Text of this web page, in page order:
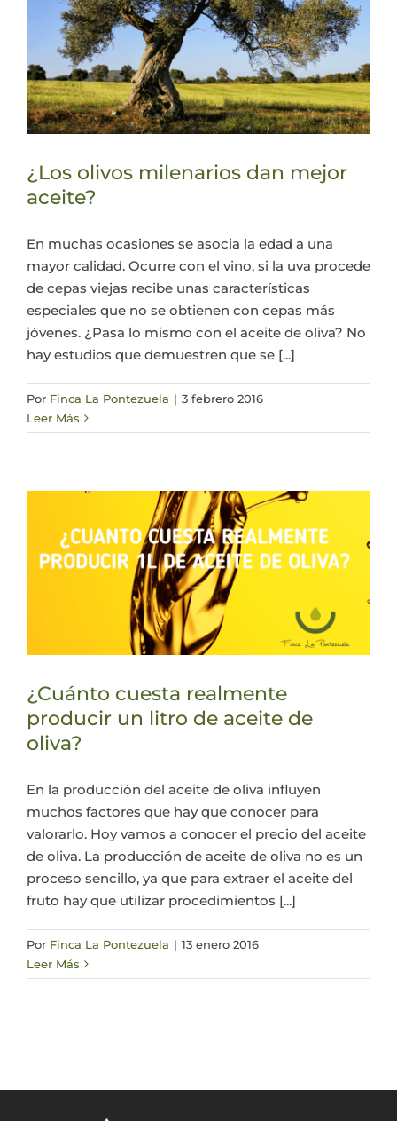
¿Los olivos milenarios dan mejor
aceite?
En muchas ocasiones se asocia la edad a una
mayor calidad. Ocurre con el vino, si la uva procede
de cepas viejas recibe unas características
especiales que no se obtienen con cepas más
jóvenes. ¿Pasa lo mismo con el aceite de oliva? No
hay estudios que demuestren que se [...]
Por Finca La Pontezuela | 3 febrero 2016
Leer Más
¿Cuánto cuesta realmente
producir un litro de aceite de
oliva?
En la producción del aceite de oliva influyen
muchos factores que hay que conocer para
valorarlo. Hoy vamos a conocer el precio del aceite
de oliva. La producción de aceite de oliva no es un
proceso sencillo, ya que para extraer el aceite del
fruto hay que utilizar procedimientos [...]
Por Finca La Pontezuela | 13 enero 2016
Leer Más